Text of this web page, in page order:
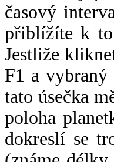
časový
přiblížíte k
Jestliže
F1 a
tato úsečka
poloha
dokreslí se